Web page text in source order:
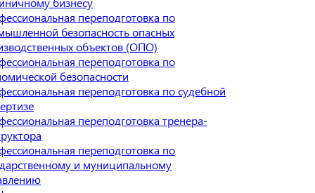
переподготовка по
безопасность опасных
объектов (ОПО)
переподготовка по
безопасности
переподготовка по судебной
переподготовка тренера-
переподготовка по
и муниципальному